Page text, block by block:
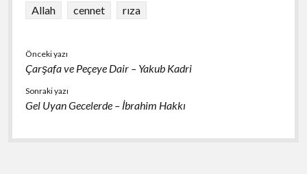
o
k
A
p
Allah cennet rıza
Önceki yazı
Çarşafa ve Peçeye Dair – Yakub Kadri
Sonraki yazı
Gel Uyan Gecelerde – İbrahim Hakkı